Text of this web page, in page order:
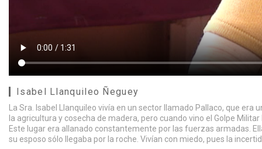
Isabel Llanquileo Ñeguey
La Sra. Isabel Llanquileo vivía en un sector llamado Pallaco, que
la agricultura y cosecha de madera, pero cuando vino el Golpe
Este lugar era allanado constantemente por las fuerzas armadas.
su esposo sólo llegaba por la roche. Vivían con miedo, pues la